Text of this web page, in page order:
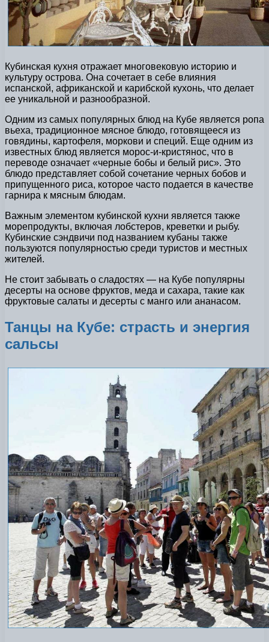
Кубинская кухня отражает многовековую историю и
культуру острова. Она сочетает в себе влияния
испанской, африканской и карибской кухонь, что делает
ее уникальной и разнообразной.
Одним из самых популярных блюд на Кубе является ропа
вьеха, традиционное мясное блюдо, готовящееся из
говядины, картофеля, моркови и специй. Еще одним из
известных блюд является морос-и-кристянос, что в
переводе означает «черные бобы и белый рис». Это
блюдо представляет собой сочетание черных бобов и
припущенного риса, которое часто подается в качестве
гарнира к мясным блюдам.
Важным элементом кубинской кухни является также
морепродукты, включая лобстеров, креветки и рыбу.
Кубинские сэндвичи под названием кубаны также
пользуются популярностью среди туристов и местных
жителей.
Не стоит забывать о сладостях — на Кубе популярны
десерты на основе фруктов, меда и сахара, такие как
фруктовые салаты и десерты с манго или ананасом.
Танцы на Кубе: страсть и энергия
сальсы